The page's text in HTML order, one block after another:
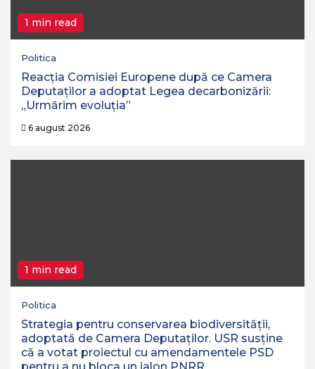
1 min read
Politica
Reacția Comisiei Europene după ce Camera
Deputaților a adoptat Legea decarbonizării:
„Urmărim evoluția”
6 august 2026
1 min read
Politica
Strategia pentru conservarea biodiversităţii,
adoptată de Camera Deputaţilor. USR susține
că a votat proiectul cu amendamentele PSD